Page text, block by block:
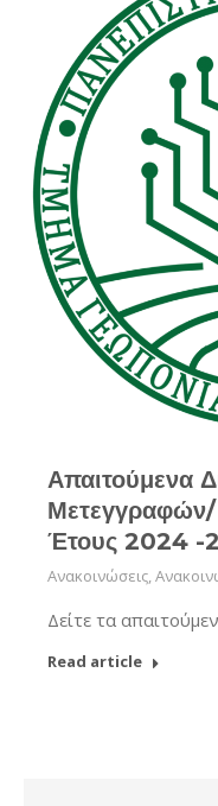
Απαιτούμενα
Έτους 2024 -
Ανακοινώσεις,
Δείτε τα
Read article